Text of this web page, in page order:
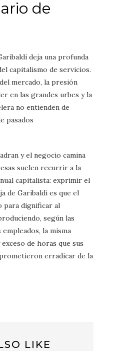
de
deja una profunda
capitalismo de servicios.
mercado, la presión
en las grandes urbes y la
no entienden de
pasados
y el negocio camina
suelen recurrir a la
capitalista: exprimir el
de Garibaldi es que el
para dignificar al
según las
la misma
de horas que sus
erradicar de la
LIKE